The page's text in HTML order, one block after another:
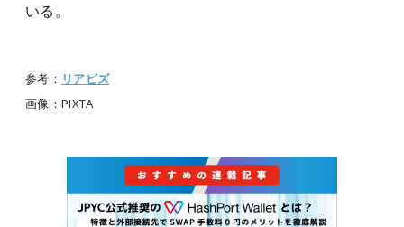
いる。
参考： リアビズ
画像： PIXTA